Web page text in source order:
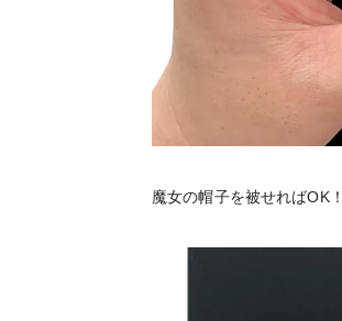
魔女の帽子を被せればOK！